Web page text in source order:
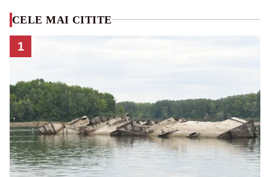
CELE MAI CITITE
1